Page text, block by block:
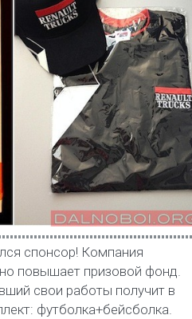
спонсор! Компания
повышает призовой фонд.
свои работы получит в
футболка+бейсболка.